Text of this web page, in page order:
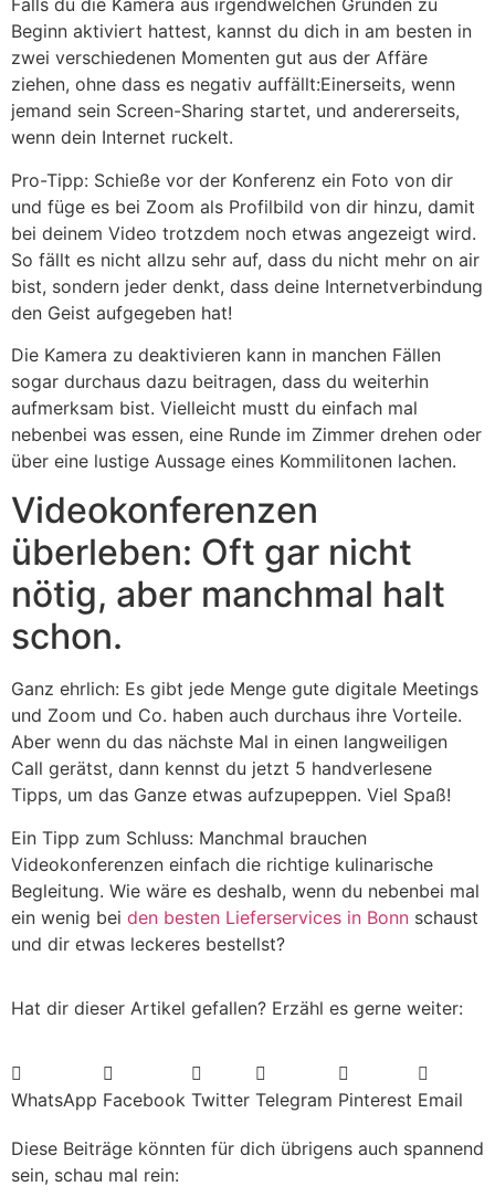
Falls du die Kamera aus irgendwelchen Gründen zu
Beginn aktiviert hattest, kannst du dich in am besten in
zwei verschiedenen Momenten gut aus der Affäre
ziehen, ohne dass es negativ auffällt:Einerseits, wenn
jemand sein Screen-Sharing startet, und andererseits,
wenn dein Internet ruckelt.
Pro-Tipp: Schieße vor der Konferenz ein Foto von dir
und füge es bei Zoom als Profilbild von dir hinzu, damit
bei deinem Video trotzdem noch etwas angezeigt wird.
So fällt es nicht allzu sehr auf, dass du nicht mehr on air
bist, sondern jeder denkt, dass deine Internetverbindung
den Geist aufgegeben hat!
Die Kamera zu deaktivieren kann in manchen Fällen
sogar durchaus dazu beitragen, dass du weiterhin
aufmerksam bist. Vielleicht mustt du einfach mal
nebenbei was essen, eine Runde im Zimmer drehen oder
über eine lustige Aussage eines Kommilitonen lachen.
Videokonferenzen
überleben: Oft gar nicht
nötig, aber manchmal halt
schon.
Ganz ehrlich: Es gibt jede Menge gute digitale Meetings
und Zoom und Co. haben auch durchaus ihre Vorteile.
Aber wenn du das nächste Mal in einen langweiligen
Call gerätst, dann kennst du jetzt 5 handverlesene
Tipps, um das Ganze etwas aufzupeppen. Viel Spaß!
Ein Tipp zum Schluss: Manchmal brauchen
Videokonferenzen einfach die richtige kulinarische
Begleitung. Wie wäre es deshalb, wenn du nebenbei mal
ein wenig bei den besten Lieferservices in Bonn schaust
und dir etwas leckeres bestellst?
Hat dir dieser Artikel gefallen? Erzähl es gerne weiter:
WhatsApp Facebook Twitter Telegram Pinterest Email
Diese Beiträge könnten für dich übrigens auch spannend
sein, schau mal rein: